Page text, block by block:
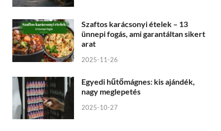
Szaftos karácsonyi ételek – 13
ünnepi fogás, ami garantáltan sikert
arat
2025-11-26
Egyedi hűtőmágnes: kis ajándék,
nagy meglepetés
2025-10-27